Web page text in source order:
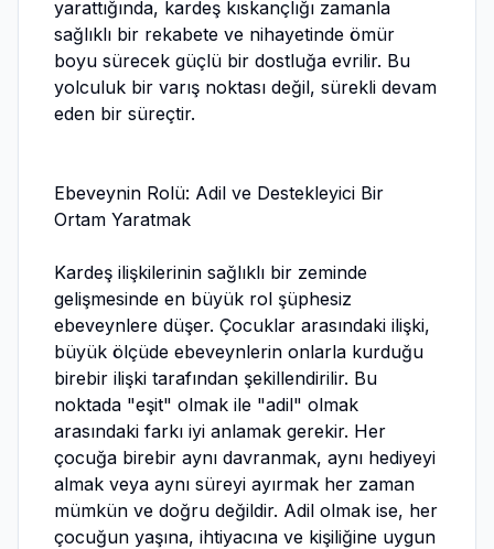
yarattığında, kardeş kıskançlığı zamanla
sağlıklı bir rekabete ve nihayetinde ömür
boyu sürecek güçlü bir dostluğa evrilir. Bu
yolculuk bir varış noktası değil, sürekli devam
eden bir süreçtir.
Ebeveynin Rolü: Adil ve Destekleyici Bir
Ortam Yaratmak
Kardeş ilişkilerinin sağlıklı bir zeminde
gelişmesinde en büyük rol şüphesiz
ebeveynlere düşer. Çocuklar arasındaki ilişki,
büyük ölçüde ebeveynlerin onlarla kurduğu
birebir ilişki tarafından şekillendirilir. Bu
noktada "eşit" olmak ile "adil" olmak
arasındaki farkı iyi anlamak gerekir. Her
çocuğa birebir aynı davranmak, aynı hediyeyi
almak veya aynı süreyi ayırmak her zaman
mümkün ve doğru değildir. Adil olmak ise, her
çocuğun yaşına, ihtiyacına ve kişiliğine uygun